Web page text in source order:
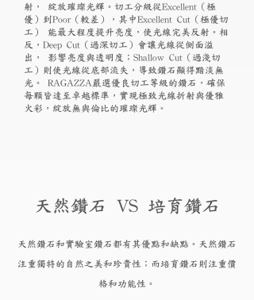
射， 綻放璀璨光輝。切工分級從Excellent（極
優）到Poor（較差），其中Excellent Cut（極優切
工） 能最大程度提升亮度，使光線完美反射。相
反，Deep Cut（過深切工）會讓光線從側面溢
出， 影響亮度與透明度；Shallow Cut（過淺切
工）則使光線從底部流失，導致鑽石顯得黯淡無
光。 RAGAZZA嚴選優良切工等級的鑽石，確保
每顆皆達至卓越標準，實現極致光線折射與優雅
火彩，綻放無與倫比的璀璨光輝。
天然鑽石 VS 培育鑽石
天然鑽石和實驗室鑽石都有其優點和缺點。天然鑽石
注重獨特的自然之美和珍貴性；而培育鑽石則注重價
格和功能性。